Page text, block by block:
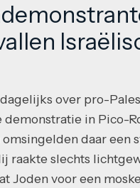
over pro-
demonstratie in Pico-
daar een
raakte slechts
Joden voor een